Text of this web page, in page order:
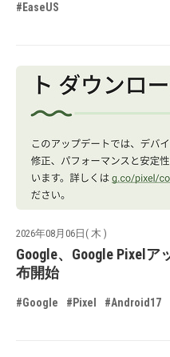
#EaseUS
2026年08月06日( 木 )
Google、Google Pixel
布開始
#Google #Pixel #Android17